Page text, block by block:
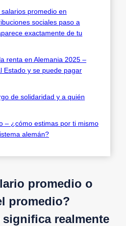
promedio en
sociales paso a
exactamente de tu
renta en Alemania 2025 –
Estado y se puede pagar
de solidaridad y a quién
– ¿cómo estimas por ti mismo
alemán?
promedio o
promedio?
significa realmente